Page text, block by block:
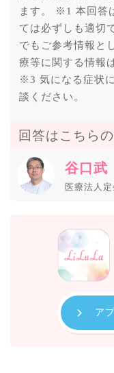
ます。 ※1 本回答
ては必ずしも適切
でもご参考情報と
療等に関する情報
※3 気になる症状
談ください。
回答はこちら
谷口武
医療法人
ア